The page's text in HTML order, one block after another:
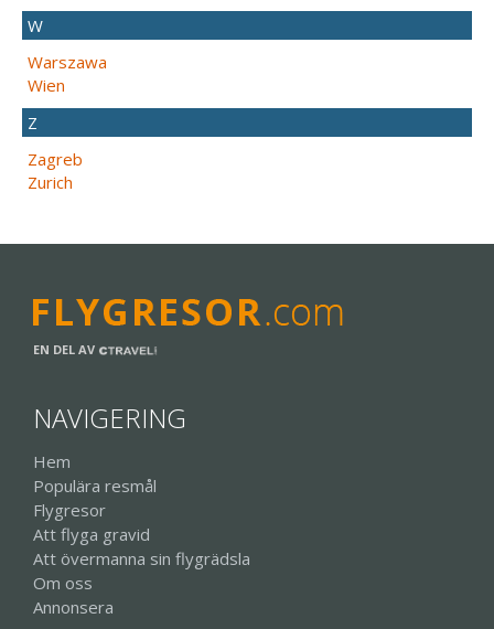
W
Warszawa
Wien
Z
Zagreb
Zurich
EN DEL AV
NAVIGERING
Hem
Populära resmål
Flygresor
Att flyga gravid
Att övermanna sin flygrädsla
Om oss
Annonsera